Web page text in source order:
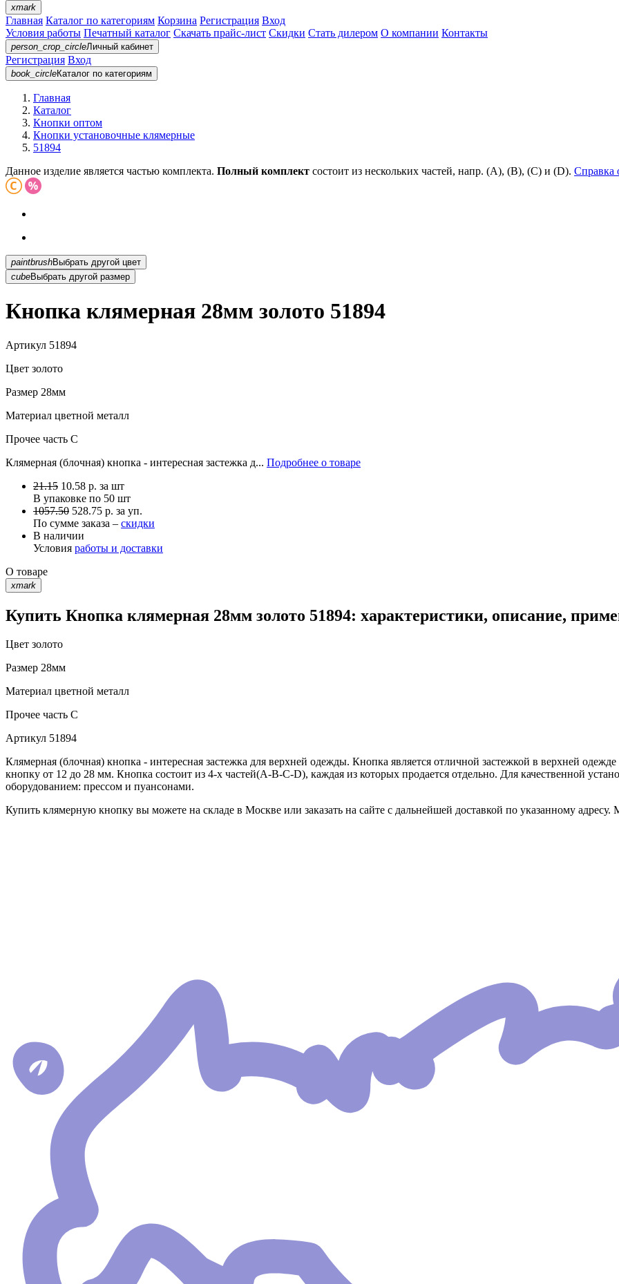
xmark
Главная Каталог по категориям Корзина Регистрация Вход
Условия работы Печатный каталог Скачать прайс-лист Скидки Стать дилером О компании Контакты
person_crop_circleЛичный кабинет
Регистрация Вход
book_circleКаталог по категориям
Главная
Каталог
Кнопки оптом
Кнопки установочные клямерные
51894
Данное изделие является частью комплекта. Полный комплект состоит из нескольких частей, напр. (А), (B), (С) и (D). Справка
paintbrush
Выбрать другой цвет
cubeВыбрать другой размер
Кнопка клямерная 28мм золото 51894
Артикул 51894
Цвет золото
Размер 28мм
Материал цветной металл
Прочее часть C
Клямерная (блочная) кнопка - интересная застежка д... Подробнее о товаре
21.15 10.58 р. за шт
В упаковке по 50 шт
1057.50 528.75 р. за уп.
По сумме заказа – скидки
В наличии
Условия работы и доставки
О товаре
xmark
Купить Кнопка клямерная 28мм золото 51894: характеристики, описание,
Цвет золото
Размер 28мм
Материал цветной металл
Прочее часть C
Артикул 51894
Клямерная (блочная) кнопка - интересная застежка для верхней одежды. Кнопка является отличной застежкой в верхней
кнопку от 12 до 28 мм. Кнопка состоит из 4-х частей(А-В-С-D), каждая из которых продается отдельно. Для качественной
оборудованием: прессом и пуансонами.
Купить клямерную кнопку вы можете на складе в Москве или заказать на сайте с дальнейшей доставкой по указанному